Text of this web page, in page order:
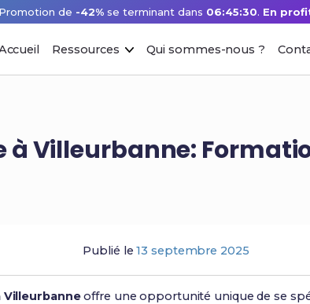
Promotion de -42% se terminant dans 06:45:29. En
Ressources Qui sommes-nous ?
Villeurbanne:
Publié le13 septembre 2025
offre une opportunité unique de se